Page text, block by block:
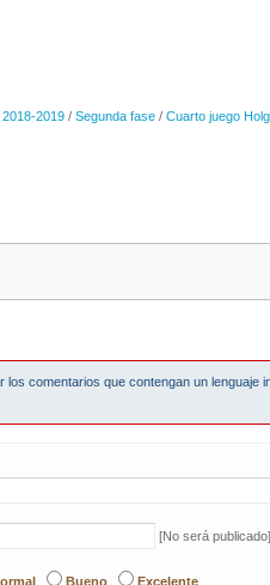
2019 / Segunda fase / Cuarto juego
comentarios que contengan un lenguaje
[No será publicado]
Bueno Excelente